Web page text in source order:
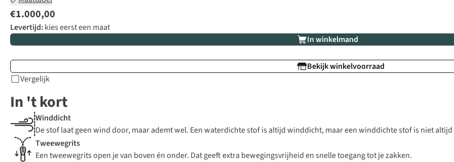
€1.000,00
Levertijd:kies eerst een maat
In winkelmand
Bekijk winkelvoorraad
Vergelijk
In 't kort
Winddicht
De stof laat geen wind door, maar ademt wel. Een waterdichte stof is altijd winddicht, maar een winddichte stof is niet
Tweewegrits
Een tweewegrits open je van boven én onder. Dat geeft extra bewegingsvrijheid en snelle toegang tot je zakken.